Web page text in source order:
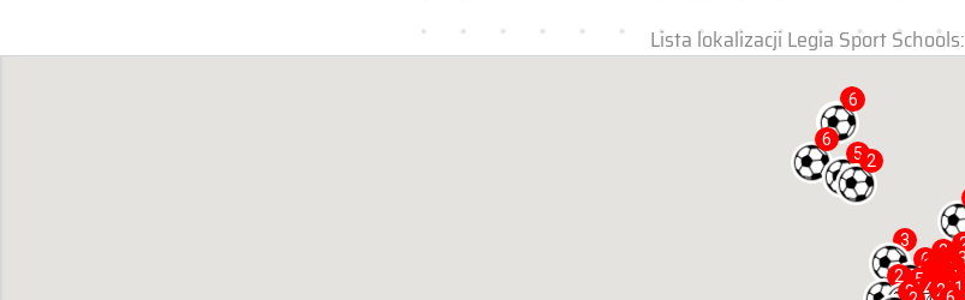
Lista lokalizacji Legia Sport Schools: